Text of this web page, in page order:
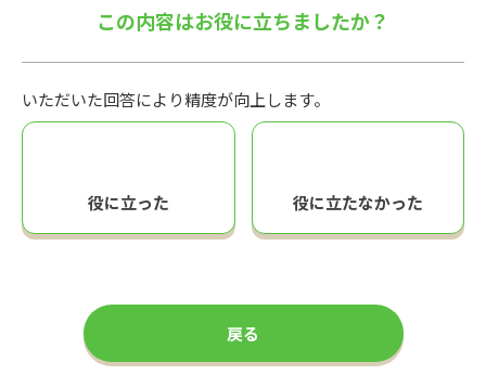
この内容はお役に立ちましたか？
いただいた回答により精度が向上します。
役に立った 役に立たなかった
戻る